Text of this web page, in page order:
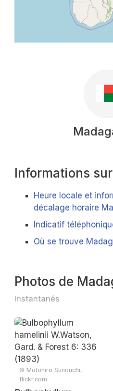
Informations
Heure locale et
décalage horaire
Indicatif
Où se trouve
Photos de
Instantanés
© Motohiro Sunouchi,
flickr.com